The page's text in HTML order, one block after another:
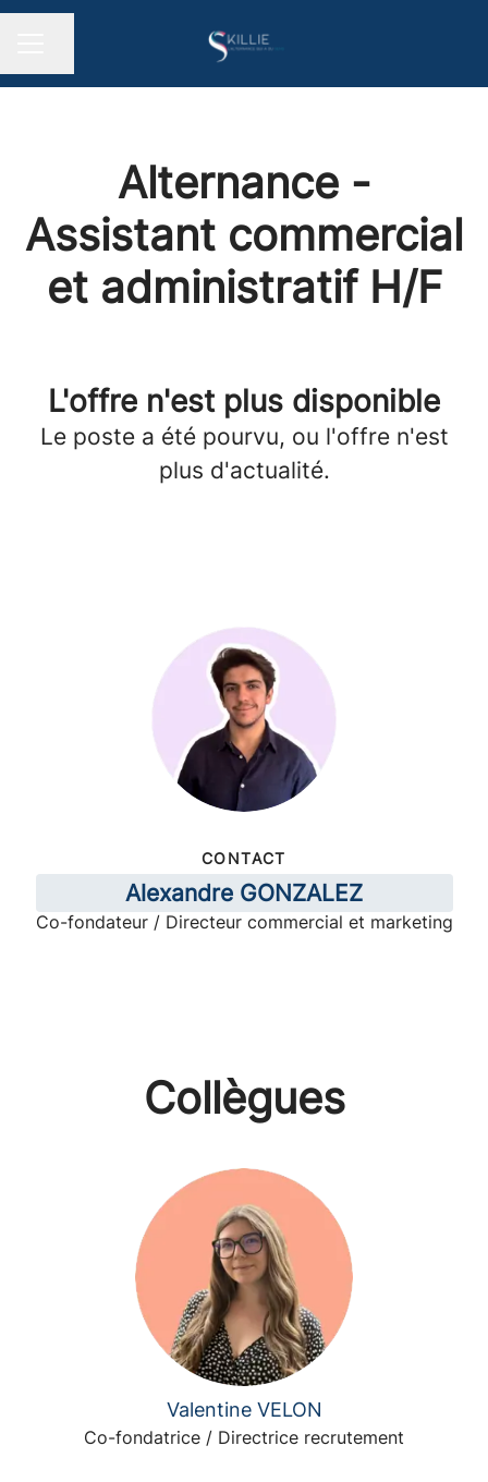
Alternance -
Assistant commercial
et administratif H/F
L'offre n'est plus disponible
Le poste a été pourvu, ou l'offre n'est
plus d'actualité.
CONTACT
Alexandre GONZALEZ
Co-fondateur / Directeur commercial et marketing
Collègues
Valentine VELON
Co-fondatrice / Directrice recrutement